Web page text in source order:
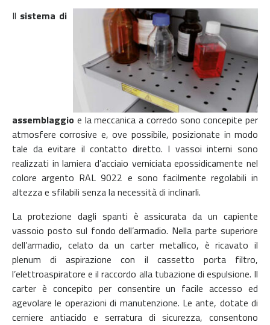
Il sistema di
assemblaggio e la meccanica a corredo sono concepite per
atmosfere corrosive e, ove possibile, posizionate in modo
tale da evitare il contatto diretto. I vassoi interni sono
realizzati in lamiera d’acciaio verniciata epossidicamente nel
colore argento RAL 9022 e sono facilmente regolabili in
altezza e sfilabili senza la necessità di inclinarli.
La protezione dagli spanti è assicurata da un capiente
vassoio posto sul fondo dell’armadio. Nella parte superiore
dell’armadio, celato da un carter metallico, è ricavato il
plenum di aspirazione con il cassetto porta filtro,
l’elettroaspiratore e il raccordo alla tubazione di espulsione. Il
carter è concepito per consentire un facile accesso ed
agevolare le operazioni di manutenzione. Le ante, dotate di
cerniere antiacido e serratura di sicurezza, consentono